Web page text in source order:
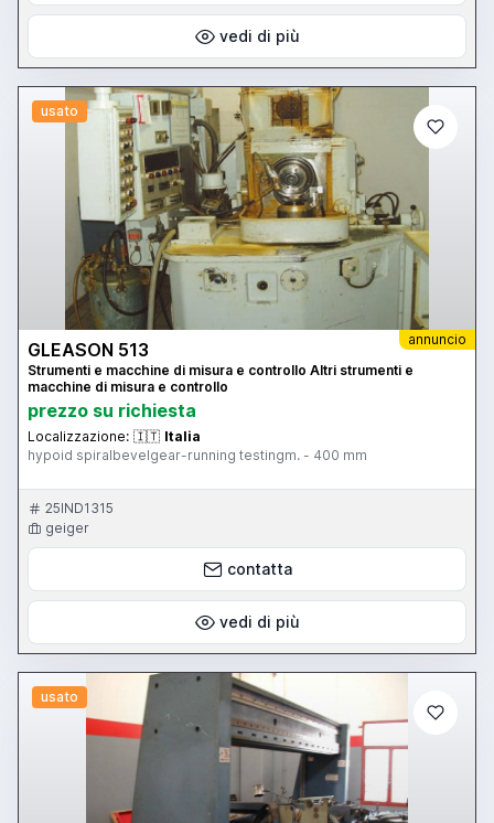
vedi di più
usato
annuncio
GLEASON 513
Strumenti e macchine di misura e controllo Altri strumenti e
macchine di misura e controllo
prezzo su richiesta
Localizzazione: 🇮🇹 Italia
hypoid spiralbevelgear-running testingm. - 400 mm
25IND1315
geiger
contatta
vedi di più
usato